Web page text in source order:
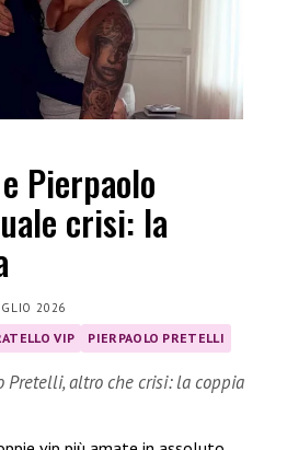
Pierpaolo
crisi: la
2026
VIP PIERPAOLO PRETELLI
Pretelli, altro che crisi: la coppia